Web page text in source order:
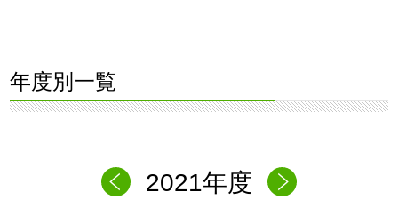
年度別一覧
2021年度